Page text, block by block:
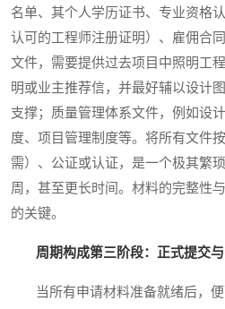
名单、其个人学历证书、专业资格
认可的工程师注册证明）、雇佣合
文件，需要提供过去项目中照明工
明或业主推荐信，并最好辅以设计
支撑；质量管理体系文件，例如设
度、项目管理制度等。将所有文件
需）、公证或认证，是一个极其繁
周，甚至更长时间。材料的完整性
的关键。
周期构成第三阶段：正式提交
当所有申请材料准备就绪后，便